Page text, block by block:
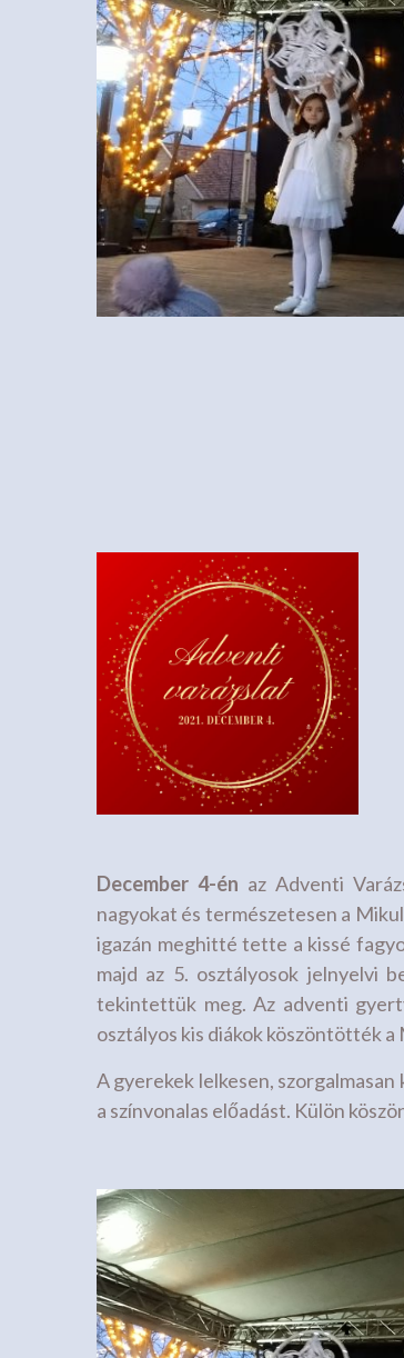
December 4-én az Adventi
nagyokat és természetesen a
igazán meghitté tette a kissé
majd az 5. osztályosok jelnyelvi
tekintettük meg. Az adventi
osztályos kis diákok köszöntötték a
A gyerekek lelkesen,
a színvonalas előadást. Külön